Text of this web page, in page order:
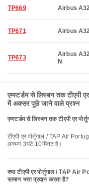
TP669 Airbus
TP671 Airbus
TP673
Airbus
N
एम्स्टर्डम से लिस्बन तक टीएपी
में अक्सर पूछे जाने वाले प्रश्न
एम्स्टर्डम से लिस्बन तक टीएपी एर
टीएपी एर पोर्तुगाल / TAP Air Portugal के साथ एम्स्टर्डम से लिस्बन के लिए उड़ान की अवधि
लगभग 3घंटे 10मिनट है।
क्या टीएपी एर पोर्तुगाल / TAP Air
सामान भत्ता प्रदान करता है?